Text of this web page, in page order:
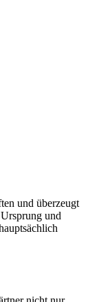
und überzeugt
und